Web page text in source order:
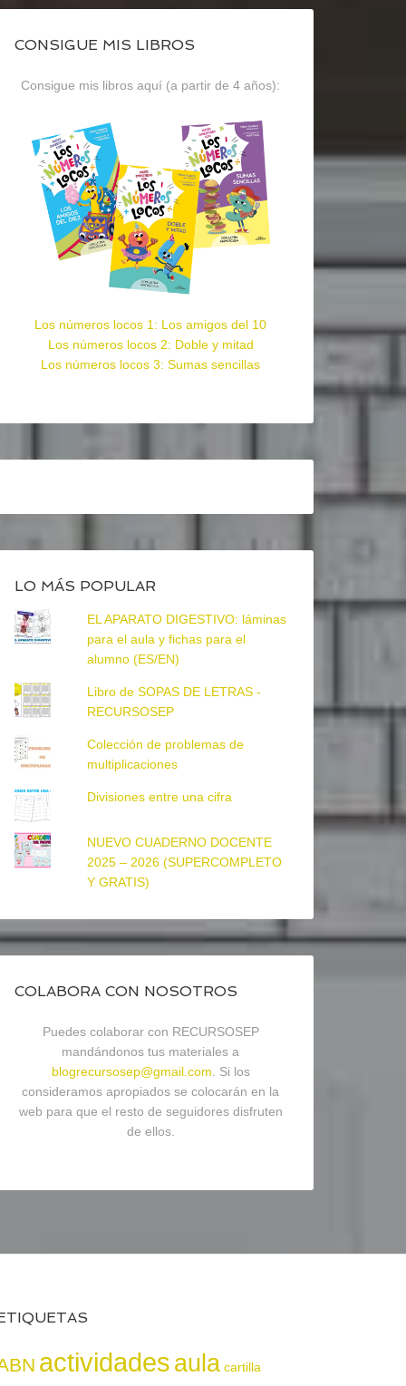
CONSIGUE MIS LIBROS
Consigue mis libros aquí (a partir de 4 años):
Los números locos 1: Los amigos del 10
Los números locos 2: Doble y mitad
Los números locos 3: Sumas sencillas
LO MÁS POPULAR
EL APARATO DIGESTIVO: láminas
para el aula y fichas para el
alumno (ES/EN)
Libro de SOPAS DE LETRAS -
RECURSOSEP
Colección de problemas de
multiplicaciones
Divisiones entre una cifra
NUEVO CUADERNO DOCENTE
2025 – 2026 (SUPERCOMPLETO
Y GRATIS)
COLABORA CON NOSOTROS
Puedes colaborar con RECURSOSEP
mandándonos tus materiales a
blogrecursosep@gmail.com . Si los
consideramos apropiados se colocarán en la
web para que el resto de seguidores disfruten
de ellos.
actividadesaula cartilla